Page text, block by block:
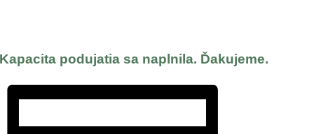
Kapacita podujatia sa naplnila. Ďakujeme.